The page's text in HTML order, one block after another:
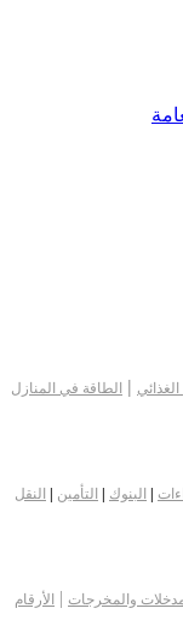
الغذائي | الطاقة في المنازل
البنوك التأمين
النقل
والمخرجات |
الأرقام